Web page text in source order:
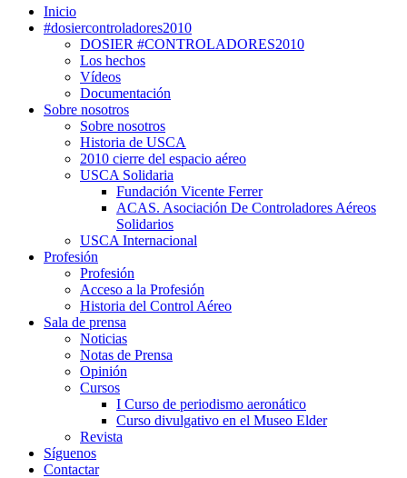
Inicio
#dosiercontroladores2010
DOSIER #CONTROLADORES2010
Los hechos
Vídeos
Documentación
Sobre nosotros
Sobre nosotros
Historia de USCA
2010 cierre del espacio aéreo
USCA Solidaria
Fundación Vicente Ferrer
ACAS. Asociación De Controladores Aéreos
Solidarios
USCA Internacional
Profesión
Profesión
Acceso a la Profesión
Historia del Control Aéreo
Sala de prensa
Noticias
Notas de Prensa
Opinión
Cursos
I Curso de periodismo aeronático
Curso divulgativo en el Museo Elder
Revista
Síguenos
Contactar